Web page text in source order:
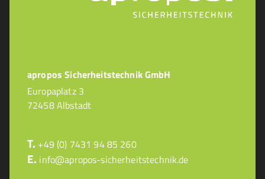
apropos Sicherheitstechnik GmbH
Europaplatz 3
72458 Albstadt
T. +49 (0) 7431 94 85 260
E. info@apropos-sicherheitstechnik.de